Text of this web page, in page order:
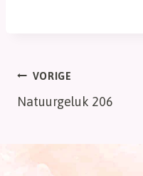
Bericht
navigatie
VORIGE
Natuurgeluk 206